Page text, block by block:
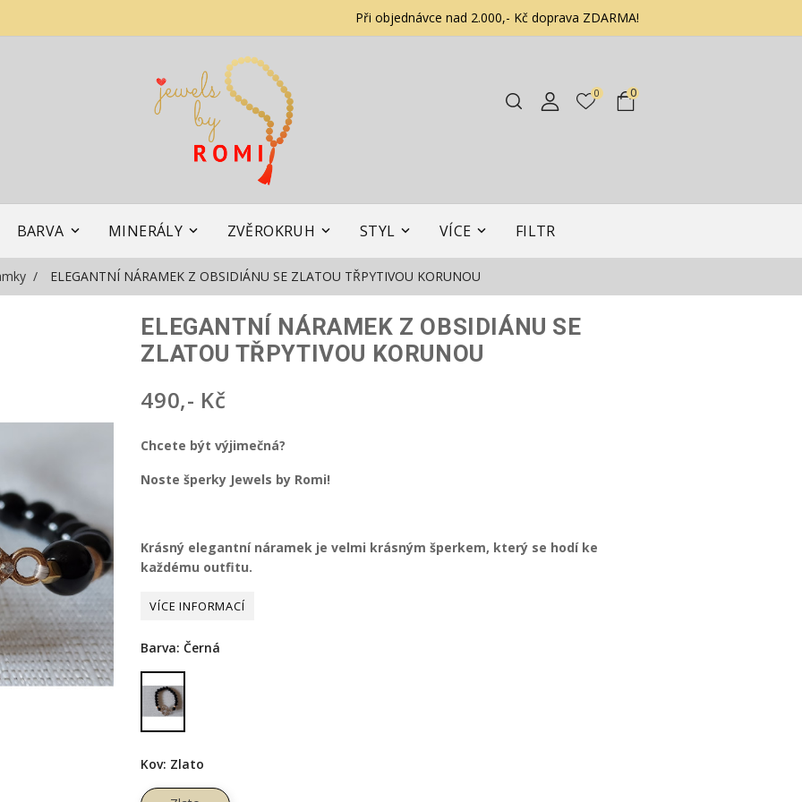
Při objednávce nad 2.000,- Kč doprava ZDARMA!
0
0
BARVA MINERÁLY ZVĚROKRUH STYL VÍCE FILTR
ELEGANTNÍ NÁRAMEK Z OBSIDIÁNU SE ZLATOU TŘPYTIVOU KORUNOU
ELEGANTNÍ NÁRAMEK Z OBSIDIÁNU SE
ZLATOU TŘPYTIVOU KORUNOU
490,- Kč
Chcete být výjimečná?
Noste šperky Jewels by Romi!
Krásný elegantní náramek je velmi krásným šperkem, který se hodí ke
každému outfitu.
Barva: Černá
Černá
Kov: Zlato